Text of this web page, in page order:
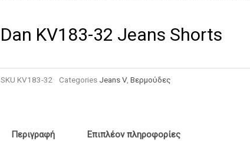
Dan KV183-32 Jeans Shorts
SKU KV183-32 Categories Jeans V, Βερμούδες
Περιγραφή Επιπλέον πληροφορίες